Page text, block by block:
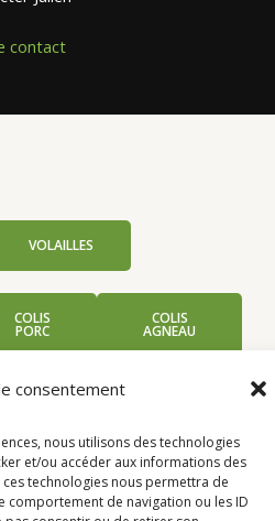
consentement
nous utilisons des technologies
et/ou accéder aux informations des
technologies nous permettra de
comportement de navigation ou les ID
contact
VOLAILLES
COLIS
PORC
COLIS
AGNEAU